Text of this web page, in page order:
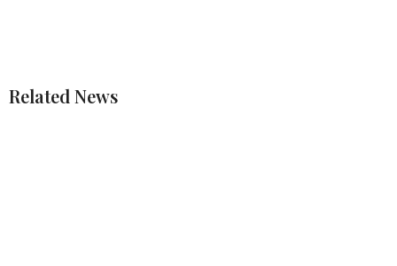
Related News